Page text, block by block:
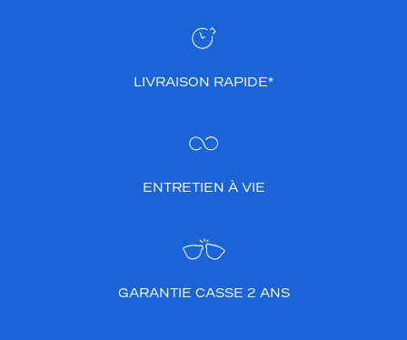
LIVRAISON RAPIDE*
ENTRETIEN À VIE
GARANTIE CASSE 2 ANS